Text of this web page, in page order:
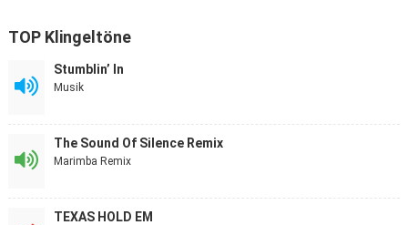
TOP Klingeltöne
Stumblin’ In
Musik
The Sound Of Silence Remix
Marimba Remix
TEXAS HOLD EM